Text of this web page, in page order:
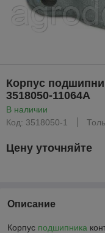
Корпус
3518050-11064А
В наличии
Код: 3518050-1
Цену уточняйте
Описание
Корпус подшипника